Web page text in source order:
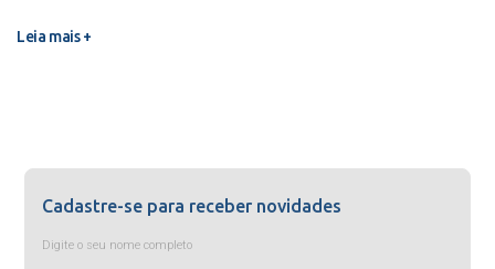
Leia mais +
Cadastre-se para receber novidades
Digite o seu nome completo